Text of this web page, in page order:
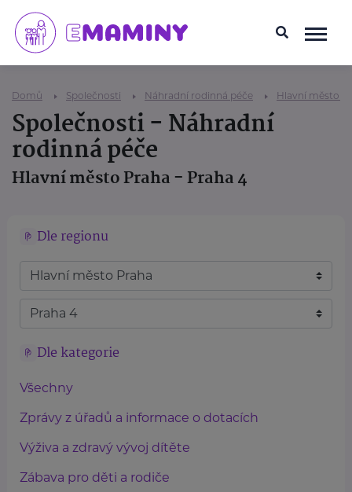
Domů Společnosti Náhradní rodinná péče Hlavní město
Společnosti - Náhradní
rodinná péče
Hlavní město Praha - Praha 4
Dle regionu
Dle kategorie
Všechny
Zprávy z úřadů a informace o dotacích
Výživa a zdravý vývoj dítěte
Zábava pro děti a rodiče